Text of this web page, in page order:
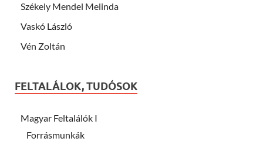
Székely Mendel Melinda
Vaskó László
Vén Zoltán
FELTALÁLOK, TUDÓSOK
Magyar Feltalálók I
Forrásmunkák